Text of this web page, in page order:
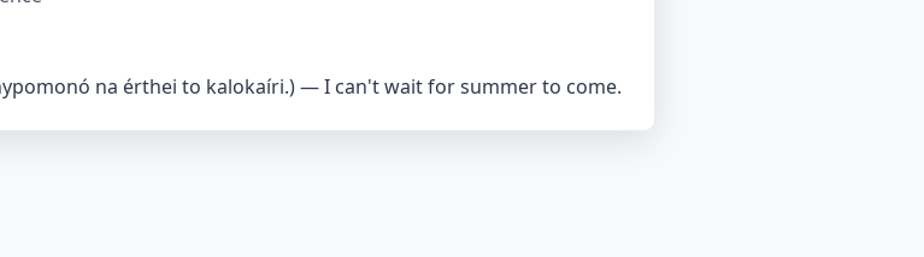
na érthei to kalokaíri.) — I can't wait for summer to come.